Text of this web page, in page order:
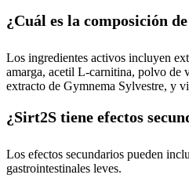
¿Cuál es la composición
Los ingredientes activos incluyen
amarga, acetil L-carnitina, polvo de
extracto de Gymnema Sylvestre, y
¿Sirt2S tiene efectos
Los efectos secundarios pueden
gastrointestinales leves.